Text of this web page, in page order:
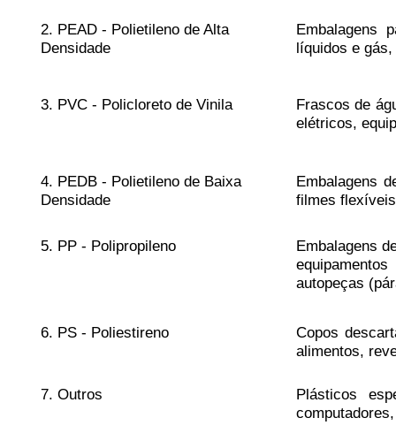
2. PEAD - Polietileno de Alta
Densidade
Embalagens
líquidos e
3. PVC - Policloreto de Vinila
Frascos de
elétricos,
4. PEDB - Polietileno de Baixa
Densidade
Embalagens
filmes
5. PP - Polipropileno
Embalagens
autopeças
6. PS - Poliestireno
Copos
alimentos,
7. Outros
Plásticos
computadores,